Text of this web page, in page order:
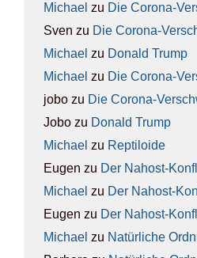
Michael zu Die Coro­na-
Sven zu Die Coro­na-
Michael zu Donald Trump
Michael zu Die Coro­na-
jobo zu Die Coro­na-
Jobo zu Donald Trump
Michael zu Rep­ti­lo­ide
Eugen zu Der Nah­ost-
Michael zu Der Nah­ost-
Eugen zu Der Nah­ost-
Michael zu Natür­li­che